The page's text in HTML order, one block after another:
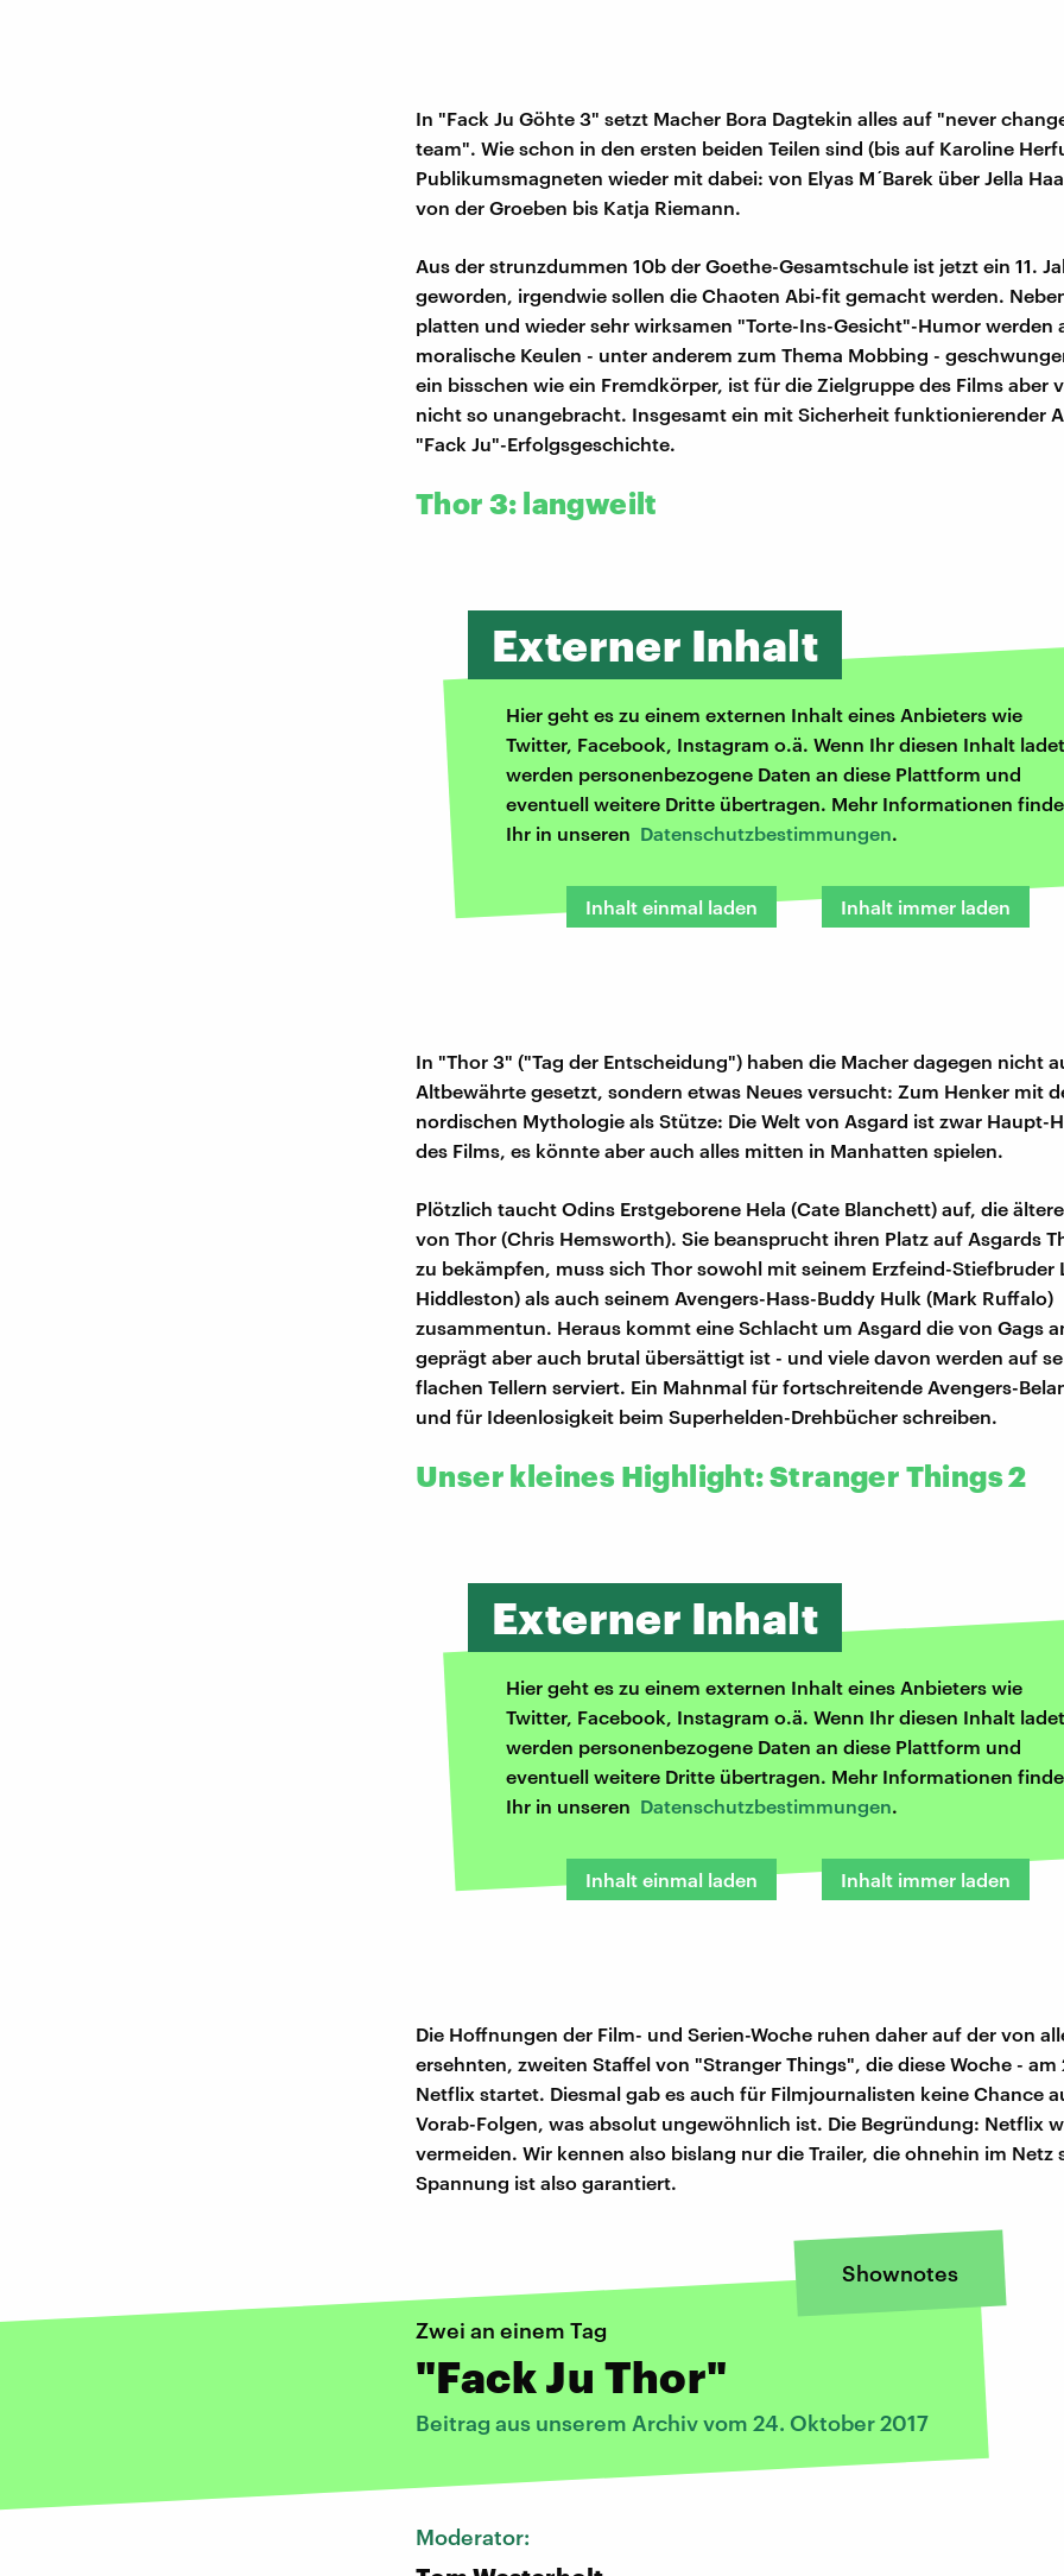
In "Fack Ju Göhte 3" setzt Macher Bora Dagtekin alles auf "never
team". Wie schon in den ersten beiden Teilen sind (bis auf Karoline
Publikumsmagneten wieder mit dabei: von Elyas M´Barek über Jella
von der Groeben bis Katja Riemann.
Aus der strunzdummen 10b der Goethe-Gesamtschule ist jetzt ein 11.
geworden, irgendwie sollen die Chaoten Abi-fit gemacht werden.
platten und wieder sehr wirksamen "Torte-Ins-Gesicht"-Humor werden
moralische Keulen - unter anderem zum Thema Mobbing -
ein bisschen wie ein Fremdkörper, ist für die Zielgruppe des Films aber
nicht so unangebracht. Insgesamt ein mit Sicherheit funktionierender
"Fack Ju"-Erfolgsgeschichte.
Thor 3: langweilt
Externer Inhalt
Hier geht es zu einem externen Inhalt eines Anbieters wie
Twitter, Facebook, Instagram o.ä. Wenn Ihr diesen Inhalt
werden personenbezogene Daten an diese Plattform und
eventuell weitere Dritte übertragen. Mehr Informationen
Ihr in unseren Datenschutzbestimmungen.
Inhalt einmal laden Inhalt immer laden
In "Thor 3" ("Tag der Entscheidung") haben die Macher dagegen nicht
Altbewährte gesetzt, sondern etwas Neues versucht: Zum Henker mit
nordischen Mythologie als Stütze: Die Welt von Asgard ist zwar Haupt-
des Films, es könnte aber auch alles mitten in Manhatten spielen.
Plötzlich taucht Odins Erstgeborene Hela (Cate Blanchett) auf, die
von Thor (Chris Hemsworth). Sie beansprucht ihren Platz auf Asgards
zu bekämpfen, muss sich Thor sowohl mit seinem Erzfeind-Stiefbruder
Hiddleston) als auch seinem Avengers-Hass-Buddy Hulk (Mark Ruffalo)
zusammentun. Heraus kommt eine Schlacht um Asgard die von Gags
geprägt aber auch brutal übersättigt ist - und viele davon werden auf
flachen Tellern serviert. Ein Mahnmal für fortschreitende Avengers-
und für Ideenlosigkeit beim Superhelden-Drehbücher schreiben.
Unser kleines Highlight: Stranger Things 2
Externer Inhalt
Hier geht es zu einem externen Inhalt eines Anbieters wie
Twitter, Facebook, Instagram o.ä. Wenn Ihr diesen Inhalt
werden personenbezogene Daten an diese Plattform und
eventuell weitere Dritte übertragen. Mehr Informationen
Ihr in unseren Datenschutzbestimmungen.
Inhalt einmal laden Inhalt immer laden
Die Hoffnungen der Film- und Serien-Woche ruhen daher auf der von
ersehnten, zweiten Staffel von "Stranger Things", die diese Woche - am
Netflix startet. Diesmal gab es auch für Filmjournalisten keine Chance
Vorab-Folgen, was absolut ungewöhnlich ist. Die Begründung: Netflix
vermeiden. Wir kennen also bislang nur die Trailer, die ohnehin im Netz
Spannung ist also garantiert.
Shownotes
Zwei an einem Tag
"Fack Ju Thor"
Beitrag aus unserem Archiv vom 24. Oktober 2017
Moderator: